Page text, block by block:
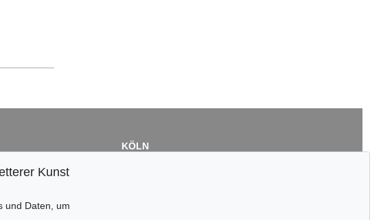
53-63
KÖLN
Kunst
und Daten, um